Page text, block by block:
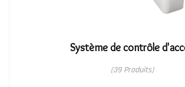
Système de contrôle
(39 Produits)